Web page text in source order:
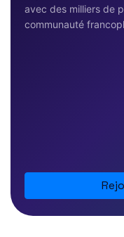
avec des milliers de
communauté